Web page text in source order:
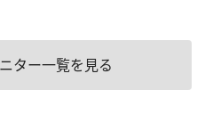
ター一覧を見る